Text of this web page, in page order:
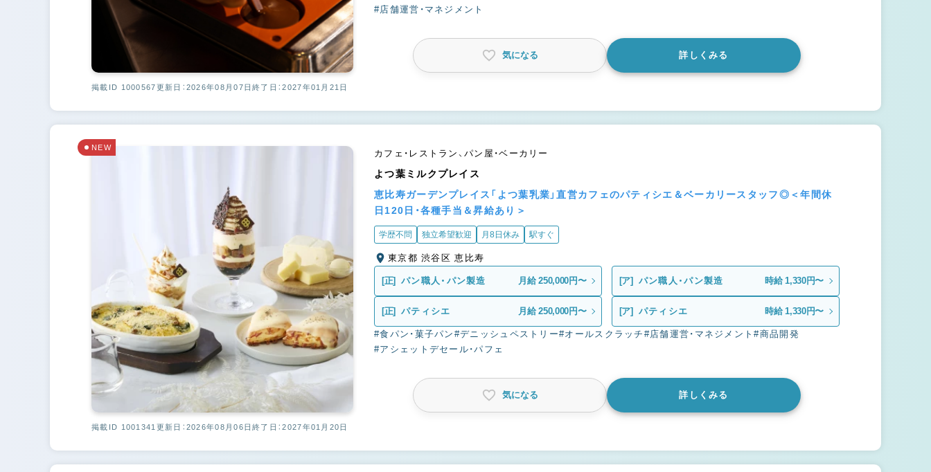
#店舗運営・マネジメント
気になる 詳しくみる
掲載ID 1000567更新日：2026年08月07日終了日：2027年01月21日
カフェ・レストラン、パン屋・ベーカリー
よつ葉ミルクプレイス
恵比寿ガーデンプレイス「よつ葉乳業」直営カフェのパティシエ＆ベーカリースタッフ◎＜年間休
日120日・各種手当＆昇給あり＞
NEW
学歴不問 独立希望歓迎 月8日休み 駅すぐ
東京都 渋谷区 恵比寿
[正] パン職人・パン製造 月給 250,000円〜 [ア] パン職人・パン製造 時給 1,330円〜
[正] パティシエ 月給 250,000円〜 [ア] パティシエ 時給 1,330円〜
#食パン・菓子パン #デニッシュペストリー#オールスクラッチ #店舗運営・マネジメント#商品開発
#アシェットデセール・パフェ
気になる 詳しくみる
掲載ID 1001341 更新日：2026年08月06日終了日：2027年01月20日